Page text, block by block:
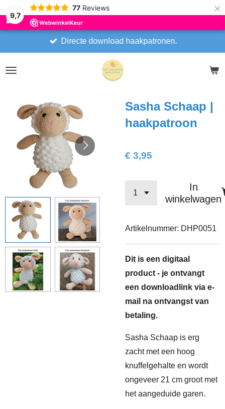
9,7
77 Reviews ×
Directe download haakpatronen.
Sasha Schaap |
haakpatroon
€ 3,95
In
winkelwagen
Artikelnummer: DHP0051
Dit is een digitaal
product - je ontvangt
een downloadlink via e-
mail na ontvangst van
betaling.
Sasha Schaap is erg
zacht met een hoog
knuffelgehalte en wordt
ongeveer 21 cm groot met
het aangeduide garen.